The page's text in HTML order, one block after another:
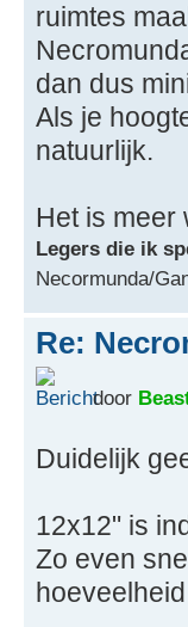
ruimtes
dan dus
Als je
natuurlijk.
Het is meer
Legers die ik
Necormunda/
Re:
door
Duidelijk
12x12" is
Zo even